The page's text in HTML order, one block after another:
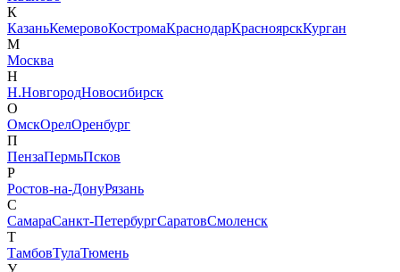
К
КазаньКемеровоКостромаКраснодарКрасноярскКурган
М
Москва
Н
Н.НовгородНовосибирск
О
ОмскОрелОренбург
П
ПензаПермьПсков
Р
Ростов-на-ДонуРязань
С
СамараСанкт-ПетербургСаратовСмоленск
Т
ТамбовТулаТюмень
У